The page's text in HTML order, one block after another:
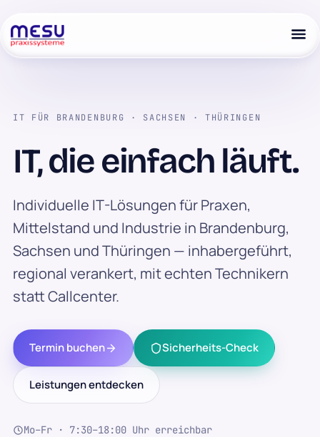
IT FÜR BRANDENBURG · SACHSEN · THÜRINGEN
IT, die einfach läuft.
Individuelle IT-Lösungen für Praxen,
Mittelstand und Industrie in Brandenburg,
Sachsen und Thüringen — inhabergeführt,
regional verankert, mit echten Technikern
statt Callcenter.
Termin buchen Sicherheits-Check
Leistungen entdecken
Mo–Fr · 7:30–18:00 Uhr erreichbar